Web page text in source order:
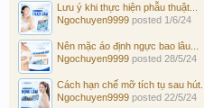
Lưu ý khi thực hiện phẫu thuật...
Ngochuyen9999 posted 1/6/24
Nên mặc áo định ngực bao lâu...
Ngochuyen9999 posted 28/5/24
Cách hạn chế mỡ tích tụ sau hút...
Ngochuyen9999 posted 22/5/24